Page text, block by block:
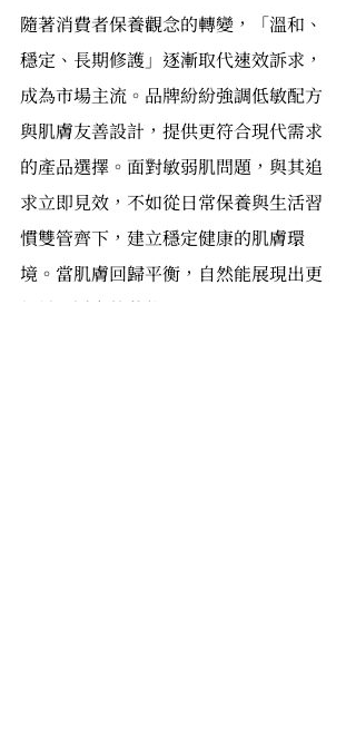
隨著消費者保養觀念的轉變，「溫和、
穩定、長期修護」逐漸取代速效訴求，
成為市場主流。品牌紛紛強調低敏配方
與肌膚友善設計，提供更符合現代需求
的產品選擇。面對敏弱肌問題，與其追
求立即見效，不如從日常保養與生活習
慣雙管齊下，建立穩定健康的肌膚環
境。當肌膚回歸平衡，自然能展現出更
細緻、透亮的狀態。